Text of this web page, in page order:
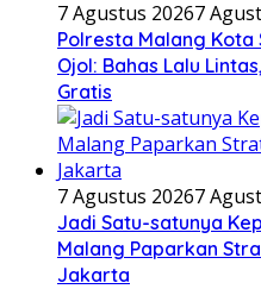
7 Agustus 20267
Polresta Malang Kota
Ojol: Bahas Lalu
Gratis
7 Agustus 20267
Jadi Satu-satunya
Malang Paparkan
Jakarta